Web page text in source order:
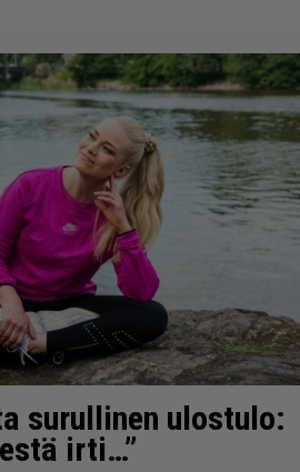
surullinen ulostulo:
irti…”